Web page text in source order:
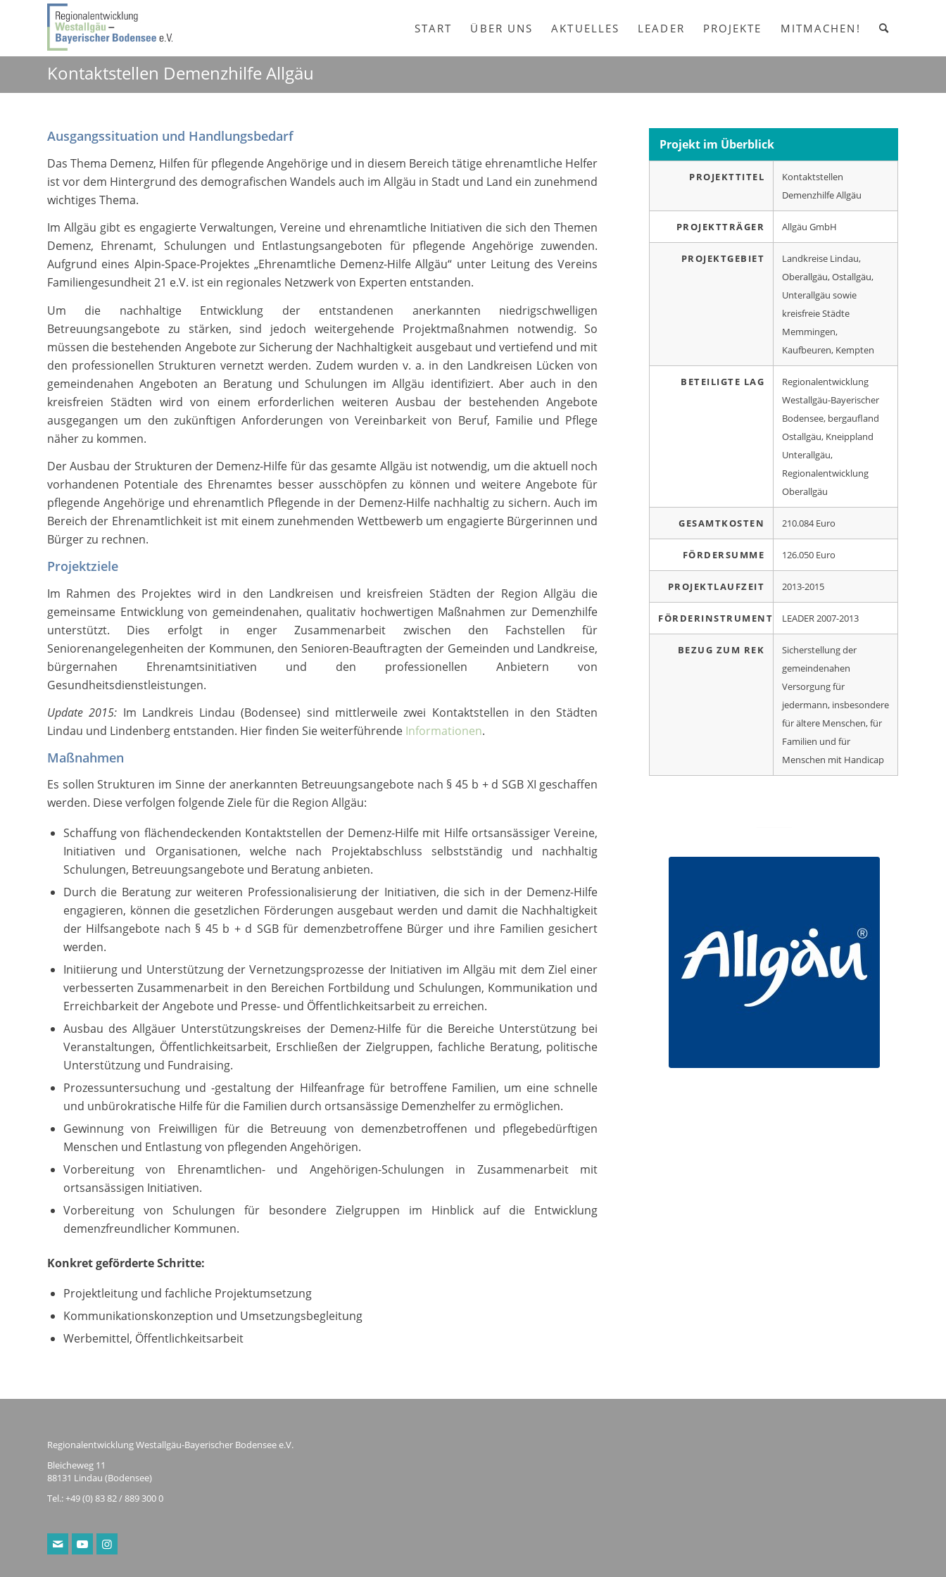
START ÜBER UNS AKTUELLES LEADER PROJEKTE MITMACHEN!
Kontaktstellen Demenzhilfe Allgäu
Ausgangssituation und Handlungsbedarf
Das Thema Demenz, Hilfen für pflegende Angehörige und in diesem Bereich tätige ehrenamtliche Helfer
ist vor dem Hintergrund des demografischen Wandels auch im Allgäu in Stadt und Land ein zunehmend
wichtiges Thema.
Im Allgäu gibt es engagierte Verwaltungen, Vereine und ehrenamtliche Initiativen die sich den Themen
Demenz, Ehrenamt, Schulungen und Entlastungsangeboten für pflegende Angehörige zuwenden.
Aufgrund eines Alpin-Space-Projektes „Ehrenamtliche Demenz-Hilfe Allgäu“ unter Leitung des Vereins
Familiengesundheit 21 e.V. ist ein regionales Netzwerk von Experten entstanden.
Um die nachhaltige Entwicklung der entstandenen anerkannten niedrigschwelligen
Betreuungsangebote zu stärken, sind jedoch weitergehende Projektmaßnahmen notwendig. So
müssen die bestehenden Angebote zur Sicherung der Nachhaltigkeit ausgebaut und vertiefend und mit
den professionellen Strukturen vernetzt werden. Zudem wurden v. a. in den Landkreisen Lücken von
gemeindenahen Angeboten an Beratung und Schulungen im Allgäu identifiziert. Aber auch in den
kreisfreien Städten wird von einem erforderlichen weiteren Ausbau der bestehenden Angebote
ausgegangen um den zukünftigen Anforderungen von Vereinbarkeit von Beruf, Familie und Pflege
näher zu kommen.
Der Ausbau der Strukturen der Demenz-Hilfe für das gesamte Allgäu ist notwendig, um die aktuell noch
vorhandenen Potentiale des Ehrenamtes besser ausschöpfen zu können und weitere Angebote für
pflegende Angehörige und ehrenamtlich Pflegende in der Demenz-Hilfe nachhaltig zu sichern. Auch im
Bereich der Ehrenamtlichkeit ist mit einem zunehmenden Wettbewerb um engagierte Bürgerinnen und
Bürger zu rechnen.
Projektziele
Im Rahmen des Projektes wird in den Landkreisen und kreisfreien Städten der Region Allgäu die
gemeinsame Entwicklung von gemeindenahen, qualitativ hochwertigen Maßnahmen zur Demenzhilfe
unterstützt. Dies erfolgt in enger Zusammenarbeit zwischen den Fachstellen für
Seniorenangelegenheiten der Kommunen, den Senioren-Beauftragten der Gemeinden und Landkreise,
bürgernahen Ehrenamtsinitiativen und den professionellen Anbietern von
Gesundheitsdienstleistungen.
Update 2015: Im Landkreis Lindau (Bodensee) sind mittlerweile zwei Kontaktstellen in den Städten
Lindau und Lindenberg entstanden. Hier finden Sie weiterführende Informationen.
Maßnahmen
Es sollen Strukturen im Sinne der anerkannten Betreuungsangebote nach § 45 b + d SGB XI geschaffen
werden. Diese verfolgen folgende Ziele für die Region Allgäu:
Schaffung von flächendeckenden Kontaktstellen der Demenz-Hilfe mit Hilfe ortsansässiger Vereine,
Initiativen und Organisationen, welche nach Projektabschluss selbstständig und nachhaltig
Schulungen, Betreuungsangebote und Beratung anbieten.
Durch die Beratung zur weiteren Professionalisierung der Initiativen, die sich in der Demenz-Hilfe
engagieren, können die gesetzlichen Förderungen ausgebaut werden und damit die Nachhaltigkeit
der Hilfsangebote nach § 45 b + d SGB für demenzbetroffene Bürger und ihre Familien gesichert
werden.
Initiierung und Unterstützung der Vernetzungsprozesse der Initiativen im Allgäu mit dem Ziel einer
verbesserten Zusammenarbeit in den Bereichen Fortbildung und Schulungen, Kommunikation und
Erreichbarkeit der Angebote und Presse- und Öffentlichkeitsarbeit zu erreichen.
Ausbau des Allgäuer Unterstützungskreises der Demenz-Hilfe für die Bereiche Unterstützung bei
Veranstaltungen, Öffentlichkeitsarbeit, Erschließen der Zielgruppen, fachliche Beratung, politische
Unterstützung und Fundraising.
Prozessuntersuchung und -gestaltung der Hilfeanfrage für betroffene Familien, um eine schnelle
und unbürokratische Hilfe für die Familien durch ortsansässige Demenzhelfer zu ermöglichen.
Gewinnung von Freiwilligen für die Betreuung von demenzbetroffenen und pflegebedürftigen
Menschen und Entlastung von pflegenden Angehörigen.
Vorbereitung von Ehrenamtlichen- und Angehörigen-Schulungen in Zusammenarbeit mit
ortsansässigen Initiativen.
Vorbereitung von Schulungen für besondere Zielgruppen im Hinblick auf die Entwicklung
demenzfreundlicher Kommunen.
Konkret geförderte Schritte:
Projektleitung und fachliche Projektumsetzung
Kommunikationskonzeption und Umsetzungsbegleitung
Werbemittel, Öffentlichkeitsarbeit
Projekt im Überblick
PROJEKTTITEL
Kontaktstellen
Demenzhilfe Allgäu
PROJEKTTRÄGER Allgäu GmbH
PROJEKTGEBIET
Landkreise Lindau,
Oberallgäu, Ostallgäu,
Unterallgäu sowie
kreisfreie Städte
Memmingen,
Kaufbeuren, Kempten
BETEILIGTE LAG
Regionalentwicklung
Westallgäu-Bayerischer
Bodensee, bergaufland
Ostallgäu, Kneippland
Unterallgäu,
Regionalentwicklung
Oberallgäu
GESAMTKOSTEN 210.084 Euro
FÖRDERSUMME 126.050 Euro
PROJEKTLAUFZEIT 2013-2015
FÖRDERINSTRUMENT LEADER 2007-2013
BEZUG ZUM REK
Sicherstellung der
gemeindenahen
Versorgung für
jedermann, insbesondere
für ältere Menschen, für
Familien und für
Menschen mit Handicap
Regionalentwicklung Westallgäu-Bayerischer Bodensee e.V.
Bleicheweg 11
88131 Lindau (Bodensee)
Tel.: +49 (0) 83 82 / 889 300 0